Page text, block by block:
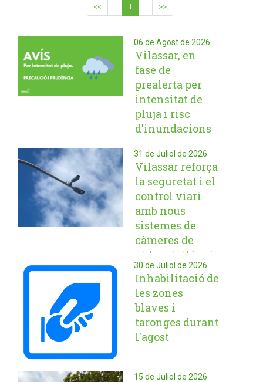
<< 1 >>
06 de Agost de 2026
Vilassar, en
fase de
prealerta per
intensitat de
pluja i risc
d'inundacions
31 de Juliol de 2026
Vilassar reforça
la seguretat i el
control viari
amb nous
sistemes de
càmeres de
videovigilància
30 de Juliol de 2026
Inhabilitació de
les zones
blaves i
taronges durant
l'agost
15 de Juliol de 2026